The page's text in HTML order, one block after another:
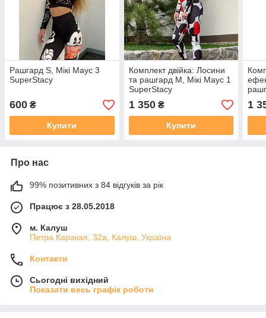
Рашгард S, Мікі Маус 3
SuperStacy
600 ₴
Купити
Комплект двійка: Лосини
та рашгард M, Мікі Маус 1
SuperStacy
1 350₴
Купити
1
Про нас
99% позитивних з 84 відгуків за рік
Працює з 28.05.2018
м. Калуш
Петра Каракая, 32а, Калуш, Україна
Контакти
Сьогодні вихідний
Показати весь графік роботи